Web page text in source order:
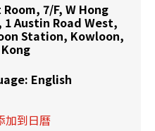
7/F, W Hong
1 Austin Road West,
Station, Kowloon,
English
加到日曆